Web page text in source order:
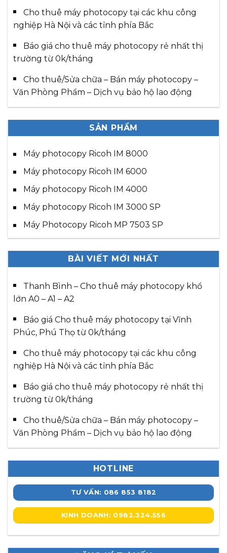
Cho thuê máy photocopy tại các khu công
nghiệp Hà Nội và các tỉnh phía Bắc
Báo giá cho thuê máy photocopy rẻ nhất thị
trường từ 0k/tháng
Cho thuê/Sửa chữa – Bán máy photocopy –
Văn Phòng Phẩm – Dịch vụ bảo hộ lao động
SẢN PHẨM
Máy photocopy Ricoh IM 8000
Máy photocopy Ricoh IM 6000
Máy photocopy Ricoh IM 4000
Máy photocopy Ricoh IM 3000 SP
Máy Photocopy Ricoh MP 7503 SP
BÀI VIẾT MỚI NHẤT
Thanh Bình – Cho thuê máy photocopy khổ
lớn A0 – A1 – A2
Báo giá Cho thuê máy photocopy tại Vĩnh
Phúc, Phú Thọ từ 0k/tháng
Cho thuê máy photocopy tại các khu công
nghiệp Hà Nội và các tỉnh phía Bắc
Báo giá cho thuê máy photocopy rẻ nhất thị
trường từ 0k/tháng
Cho thuê/Sửa chữa – Bán máy photocopy –
Văn Phòng Phẩm – Dịch vụ bảo hộ lao động
HOTLINE
TƯ VẤN: 086 853 8182
KINH DOANH: 0982.324.556